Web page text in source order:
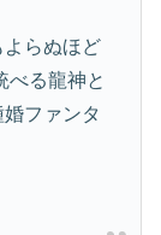
よらぬほど
る龍神と
ファンタ